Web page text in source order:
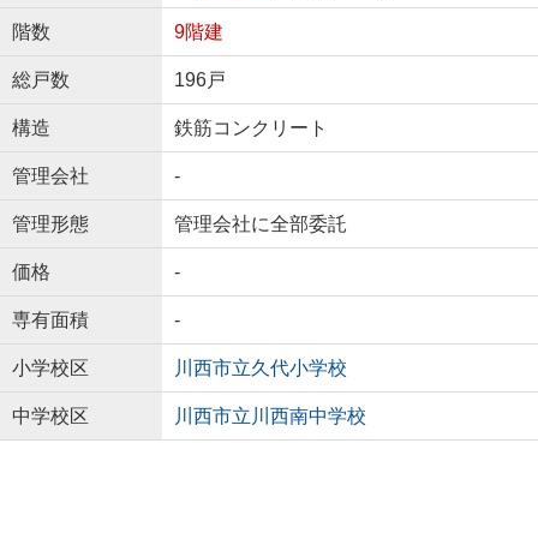
階数 9階建
総戸数 196戸
構造 鉄筋コンクリート
管理会社 -
管理形態 管理会社に全部委託
価格 -
専有面積 -
小学校区 川西市立久代小学校
中学校区 川西市立川西南中学校